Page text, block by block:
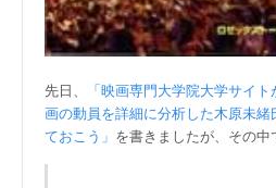
先日、
「映画専門大学院大学サイ
画の動員を詳細に分析した木原未緒
ておこう」 を書きましたが、その中